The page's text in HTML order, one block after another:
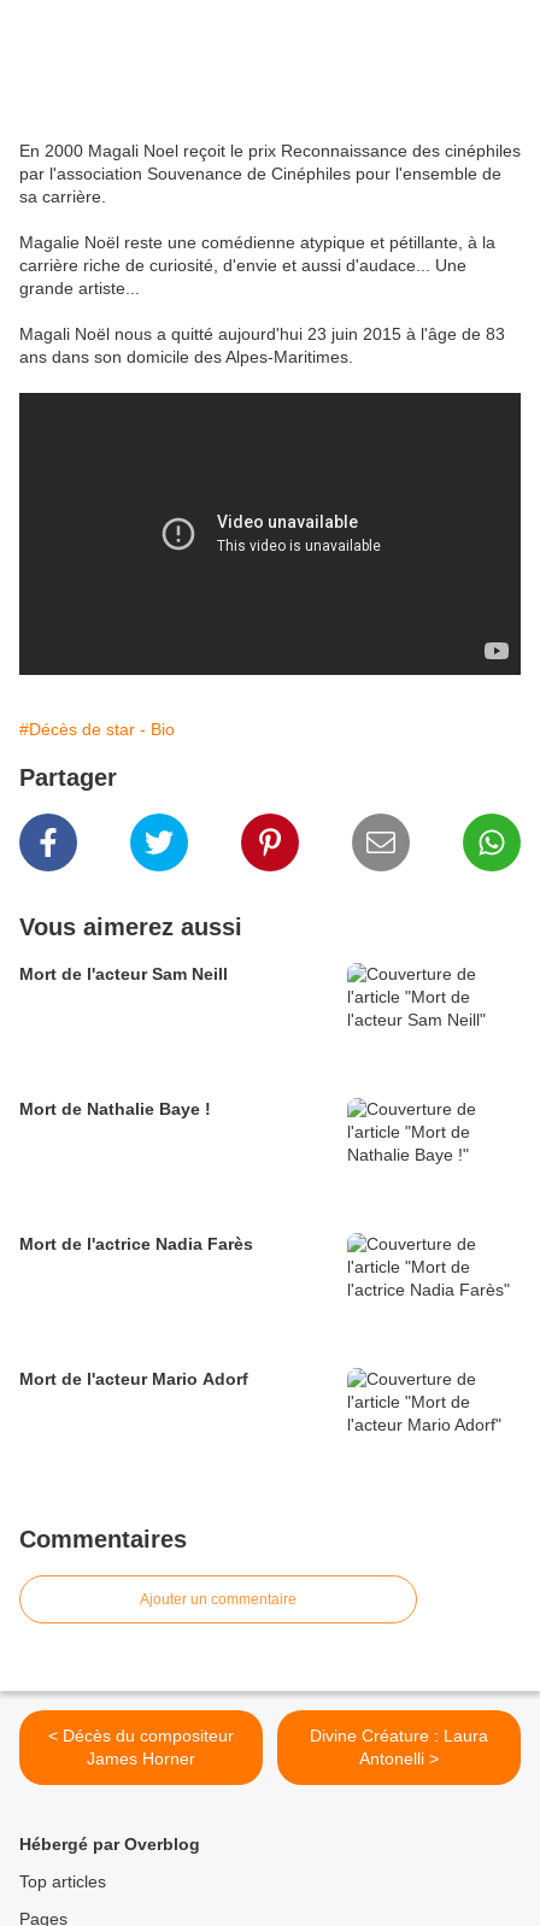
En 2000 Magali Noel reçoit le prix Reconnaissance des cinéphiles
par l'association Souvenance de Cinéphiles pour l'ensemble de
sa carrière.
Magalie Noël reste une comédienne atypique et pétillante, à la
carrière riche de curiosité, d'envie et aussi d'audace... Une
grande artiste...
Magali Noël nous a quitté aujourd'hui 23 juin 2015 à l'âge de 83
ans dans son domicile des Alpes-Maritimes.
#Décès de star - Bio
Partager
Vous aimerez aussi
Mort de l'acteur Sam Neill
Mort de Nathalie Baye !
Mort de l'actrice Nadia Farès
Mort de l'acteur Mario Adorf
Commentaires
Ajouter un commentaire
< Décès du compositeur
James Horner
Divine Créature : Laura
Antonelli >
Hébergé par Overblog
Top articles
Pages